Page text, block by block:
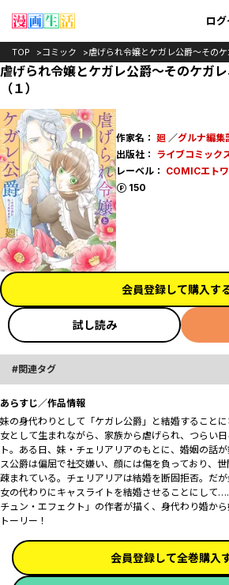
ログ
TOP コミック 虐げられ令嬢とケガレ公爵～その
虐げられ令嬢とケガレ公爵～そのケガ
（１）
作家名： 廻／グルナ編集
出版社： ライブコミック
レーベル： COMICエト
150
ポイント
会員登録して購入す
試し読み
関連タグ
あらすじ／作品情報
妹の身代わりとして「ケガレ公爵」と結婚すること
女として生まれながら、家族から虐げられ、つらい
ト。ある日、妹・チェリアリアのもとに、婚姻の話
ス公爵は偏屈で社交嫌い、顔には傷を負っており、
疎まれている。チェリアリアは結婚を断固拒否。だ
女の代わりにキャスライトを結婚させることにし
チュン・エフェクト」の作者が描く、身代わり婚か
トーリー！
会員登録して全巻購入